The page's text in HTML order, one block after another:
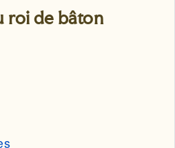
roi de bâton